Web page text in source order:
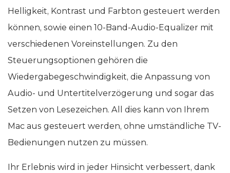
Helligkeit, Kontrast und Farbton gesteuert werden
können, sowie einen 10-Band-Audio-Equalizer mit
verschiedenen Voreinstellungen. Zu den
Steuerungsoptionen gehören die
Wiedergabegeschwindigkeit, die Anpassung von
Audio- und Untertitelverzögerung und sogar das
Setzen von Lesezeichen. All dies kann von Ihrem
Mac aus gesteuert werden, ohne umständliche TV-
Bedienungen nutzen zu müssen.
Ihr Erlebnis wird in jeder Hinsicht verbessert, dank